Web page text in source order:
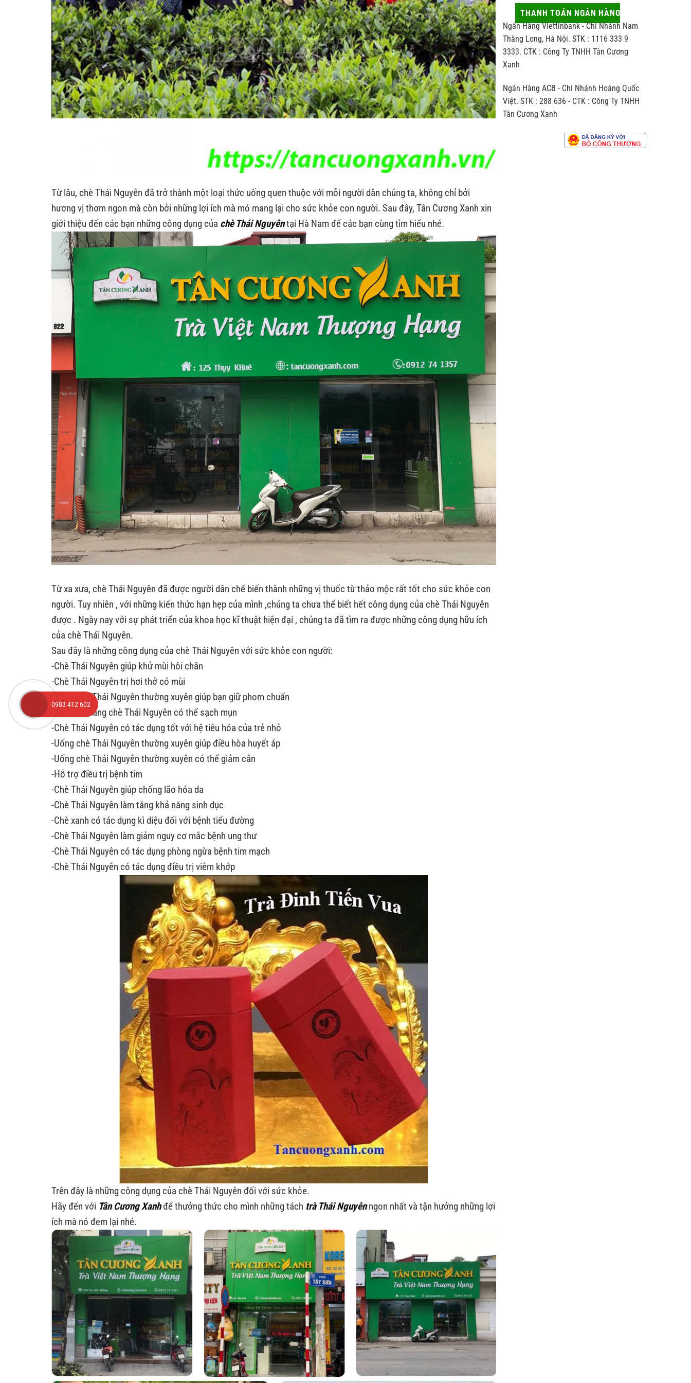
Từ lâu, chè Thái Nguyên đã trở thành một loại thức uống quen thuộc với mỗi người dân chúng ta, không chỉ bởi
hương vị thơm ngon mà còn bởi những lợi ích mà mó mang lại cho sức khỏe con người. Sau đây, Tân Cương Xanh xin
giới thiệu đến các bạn những công dụng của chè Thái Nguyêntại Hà Nam để các bạn cùng tìm hiểu nhé.
Từ xa xưa, chè Thái Nguyên đã được người dân chế biến thành những vị thuốc từ thảo mộc rất tốt cho sức khỏe con
người. Tuy nhiên , với những kiến thức hạn hẹp của mình ,chúng ta chưa thể biết hết công dụng của chè Thái Nguyên
được . Ngày nay với sự phát triển của khoa học kĩ thuật hiện đại , chúng ta đã tìm ra được những công dụng hữu ích
của chè Thái Nguyên.
Sau đây là những công dụng của chè Thái Nguyên với sức khỏe con người:
-Chè Thái Nguyên giúp khử mùi hôi chân
-Chè Thái Nguyên trị hơi thở có mùi
-Uống chè Thái Nguyên thường xuyên giúp bạn giữ phom chuẩn
-Rửa mặt bằng chè Thái Nguyên có thể sạch mụn
-Chè Thái Nguyên có tác dụng tốt với hệ tiêu hóa của trẻ nhỏ
-Uống chè Thái Nguyên thường xuyên giúp điều hòa huyết áp
-Uống chè Thái Nguyên thường xuyên có thể giảm cân
-Hỗ trợ điều trị bệnh tim
-Chè Thái Nguyên giúp chống lão hóa da
-Chè Thái Nguyên làm tăng khả năng sinh dục
-Chè xanh có tác dụng kì diệu đối với bệnh tiểu đường
-Chè Thái Nguyên làm giảm nguy cơ mắc bệnh ung thư
-Chè Thái Nguyên có tác dụng phòng ngừa bệnh tim mạch
-Chè Thái Nguyên có tác dụng điều trị viêm khớp
Trên đây là những công dụng của chè Thái Nguyên đối với sức khỏe.
Hãy đến với Tân Cương Xanhđể thưởng thức cho mình những tách trà Thái Nguyênngon nhất và tận hưởng những lợi
ích mà nó đem lại nhé.
hợp
người
động
ít
để
ý
hương
công
biệt
thế
so
xuất
theo
dây
nghiệp
THANH TOÁN NGÂN HÀNG
Ngân Hàng Viettinbank - Chi Nhánh Nam
Thăng Long, Hà Nội. STK : 1116 333 9
3333. CTK : Công Ty TNHH Tân Cương
Xanh
Ngân Hàng ACB - Chi Nhánh Hoàng Quốc
Việt. STK : 288 636 - CTK : Công Ty TNHH
Tân Cương Xanh
0983 412 602